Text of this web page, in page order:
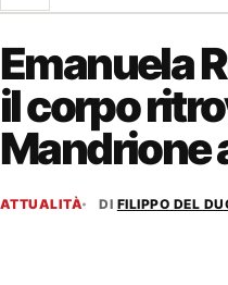
Apri il menu
Emanuela
il corpo
Mandrione
ATTUALITÀ DI FILIPPO DEL